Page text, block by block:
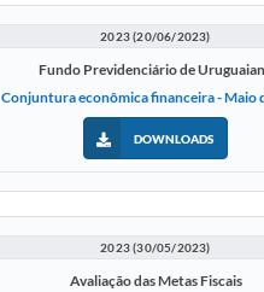
2023 (20/06/2023)
Fundo Previdenciário de
Conjuntura econômica financeira - Maio
DOWNLOADS
2023 (30/05/2023)
Avaliação das Metas Fiscais